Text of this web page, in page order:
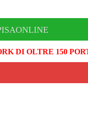
DI OLTRE 150